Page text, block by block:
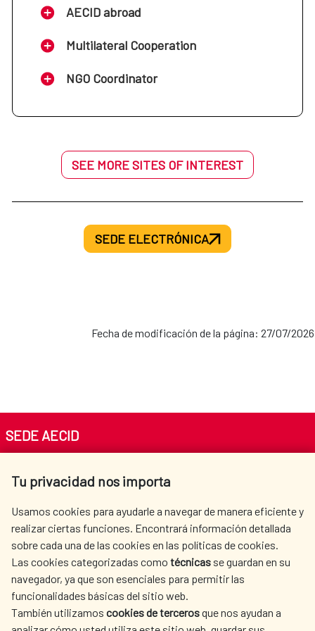
Oficina de la Cooperación Española:
Oficina de la Cooperación Española:
Oficina de la Cooperación Española:
Marruecos
Oficina de la Cooperación Española: Mali
Senegal
Sur (Argentina, Brasil, Chile y Uruguay)
Rica
Oficina de la Cooperación Española:
Oficina de la Cooperación Española:
México
Oficina de la Cooperación Española:
Panamá
Oficina de la Cooperación Española:
AECID abroad
Multilateral Cooperation
NGO Coordinator
SEE MORE SITES OF INTEREST
SEDE ELECTRÓNICA
Fecha de modificación de la página: 27/07/2026
Tu privacidad nos importa
Usamos cookies para ayudarle a navegar de manera eficiente y
realizar ciertas funciones. Encontrará información detallada
sobre cada una de las cookies en las políticas de cookies.
Las cookies categorizadas como técnicas se guardan en su
navegador, ya que son esenciales para permitir las
funcionalidades básicas del sitio web.
También utilizamos cookies de tercerosque nos ayudan a
SEDE AECID
Tel. +34 900 20 30 54​​​​​​​
AECID
WHERE DO WE COOPERATE?
SPANISH HUMANITARIAN
ACTION
PRESS ROOM
CULTURE AND SCIENCE LIBRARY